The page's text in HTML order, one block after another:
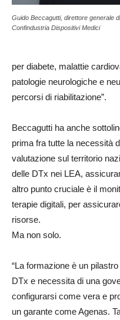
Guido Beccagutti, direttore generale di
Confindustria Dispositivi Medici
per diabete, malattie
patologie neurologiche e
percorsi di riabilitazione”.
Beccagutti ha anche
prima fra tutte la necessità
valutazione sul territorio
delle DTx nei LEA,
altro punto cruciale è il
terapie digitali, per
risorse.
Ma non solo.
“La formazione è un
DTx e necessita di una
configurarsi come vera e
un garante come Agenas.